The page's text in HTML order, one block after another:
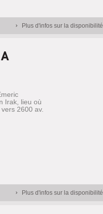
Plus d'infos sur la disponibilité
Irak, lieu où
2600 av.
Plus d'infos sur la disponibilité